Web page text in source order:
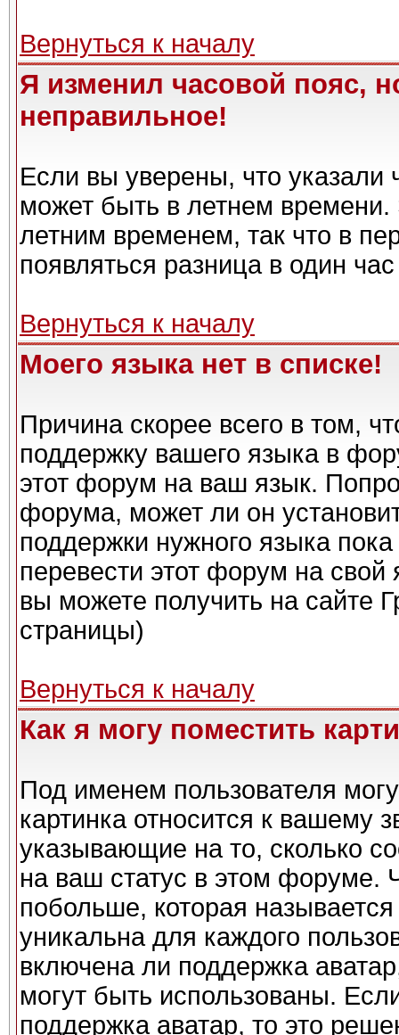
Вернуться к началу
Я изменил часовой пояс,
неправильное!
Если вы уверены, что указали
может быть в летнем
летним временем, так что в
появляться разница в один
Вернуться к началу
Моего языка нет в списке!
Причина скорее всего в том,
поддержку вашего языка в
этот форум на ваш язык.
форума, может ли он
поддержки нужного языка
перевести этот форум на
вы можете получить на сайте
страницы)
Вернуться к началу
Как я могу поместить
Под именем пользователя
картинка относится к вашему
указывающие на то, сколько
на ваш статус в этом форуме.
побольше, которая
уникальна для каждого
включена ли поддержка
могут быть использованы.
поддержка аватар, то это